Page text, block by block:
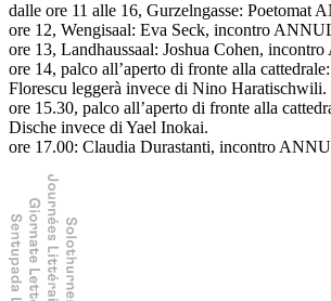
dalle ore 11 alle 16, Gurzelngasse: Poetomat
ore 12, Wengisaal: Eva Seck, incontro
ore 13, Landhaussaal: Joshua Cohen,
ore 14, palco all’aperto di fronte alla
Florescu leggerà invece di Nino Haratischwili.
ore 15.30, palco all’aperto di fronte alla
Dische invece di Yael Inokai.
ore 17.00: Claudia Durastanti, incontro